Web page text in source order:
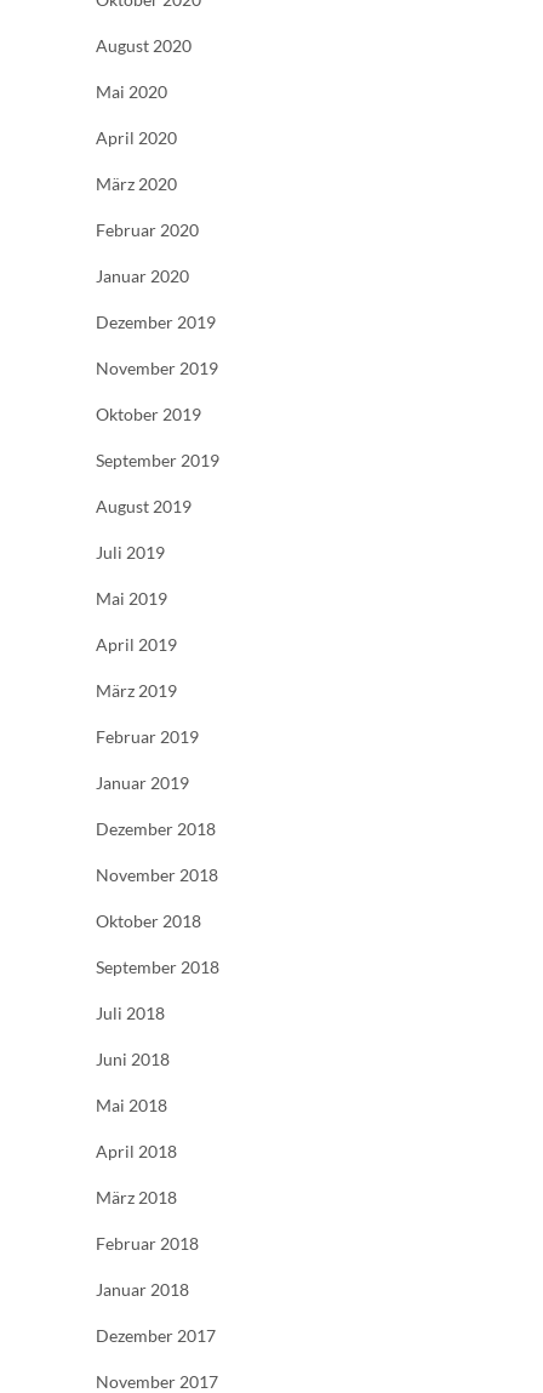
August 2020
Mai 2020
April 2020
März 2020
Februar 2020
Januar 2020
Dezember 2019
November 2019
Oktober 2019
September 2019
August 2019
Juli 2019
Mai 2019
April 2019
März 2019
Februar 2019
Januar 2019
Dezember 2018
November 2018
Oktober 2018
September 2018
Juli 2018
Juni 2018
Mai 2018
April 2018
März 2018
Februar 2018
Januar 2018
Dezember 2017
November 2017